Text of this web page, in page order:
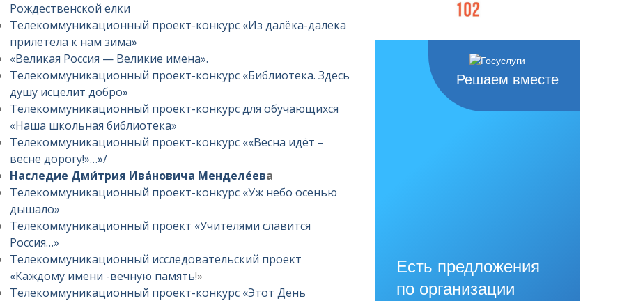
Рождественской елки
Телекоммуникационный проект-конкурс «Из далёка-далека
прилетела к нам зима»
«Великая Россия — Великие имена».
Телекоммуникационный проект-конкурс «Библиотека. Здесь
душу исцелит добро»
Телекоммуникационный проект-конкурс для обучающихся
«Наша школьная библиотека»
Телекоммуникационный проект-конкурс ««Весна идёт –
весне дорогу!»…»/
Наследие Дми́трия Ива́новича Менделе́ева
Телекоммуникационный проект-конкурс «Уж небо осенью
дышало»
Телекоммуникационный проект «Учителями славится
Россия…»
Телекоммуникационный исследовательский проект
«Каждому имени -вечную память!»
Телекоммуникационный проект-конкурс «Этот День
Решаем вместе
Есть предложения
по организации